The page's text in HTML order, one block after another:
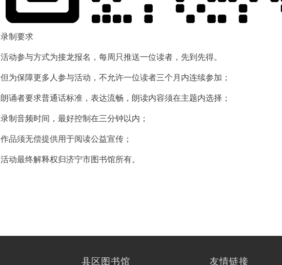
录制要求
活动参与方式为接龙报名，每周只推送一位读者，先到先得。
但为保障更多人参与活动，不允许一位读者三个月内连续参加；
朗诵者要求普通话标准，表达流畅，朗读内容须在主题内选择；
录制音频时间，最好控制在三分钟以内；
作品须无偿提供用于阅读公益宣传；
活动最终解释权归济宁市图书馆所有。
县区图书馆 友情链接